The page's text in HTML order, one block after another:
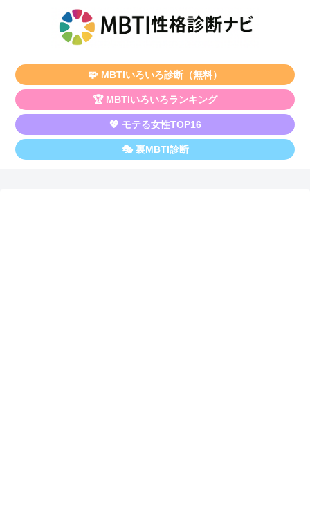
🧩 MBTIいろいろ診断（無料）
🏆 MBTIいろいろランキング
💖 モテる女性TOP16
🎭 裏MBTI診断